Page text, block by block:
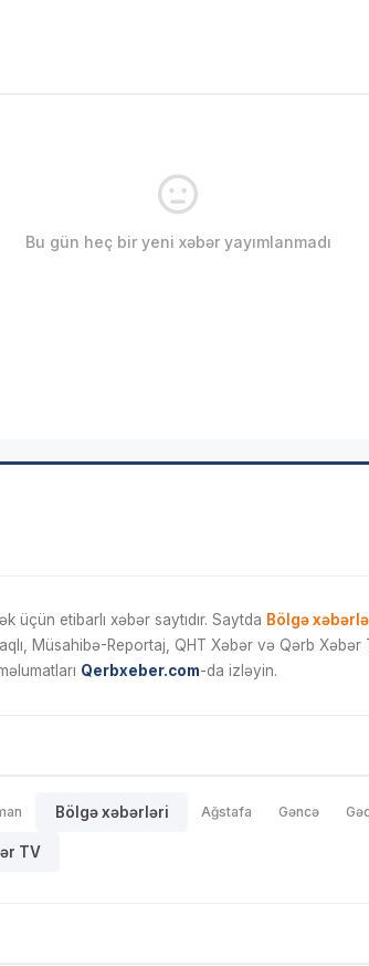
Bu gün heç bir yeni xəbər yayımlanmadı
üçün etibarlı xəbər saytıdır. Saytda Bölgə
Müsahibə-Reportaj, QHT Xəbər və Qərb
Qerbxeber.com-da izləyin.
Bölgə xəbərləri Ağstafa Gəncə
TV